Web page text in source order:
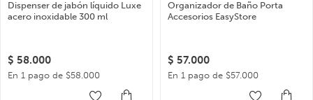
Dispenser de jabón líquido Luxe
acero inoxidable 300 ml
$ 58.000
En 1 pago de $58.000
Organizador de Baño Porta
Accesorios EasyStore
$ 57.000
En 1 pago de $57.000